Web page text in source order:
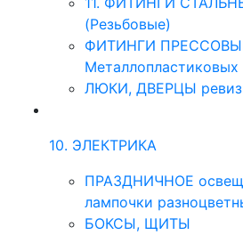
(Резьбовые)
ФИТИНГИ
Металлопластиковых
ЛЮКИ, ДВЕРЦЫ
10. ЭЛЕКТРИКА
ПРАЗДНИЧНОЕ
лампочки
БОКСЫ, ЩИТЫ